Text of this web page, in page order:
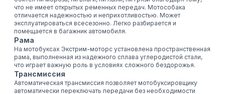
что не имеет открытых ременных передач. Мотособака
отличается надежностью и неприхотливостью. Может
эксплуатироваться всесезонно. Легко разбирается и
помещается в багажник автомобиля.
Рама
На мотобуксах Экстрим-моторс установлена пространственная
рама, выполненная из надежного сплава углеродистой стали,
что играет важную роль в условиях сложного бездорожья.
Трансмиссия
Автоматическая трансмиссия позволяет мотобуксировщику
автоматически переключать передачи без необходимости